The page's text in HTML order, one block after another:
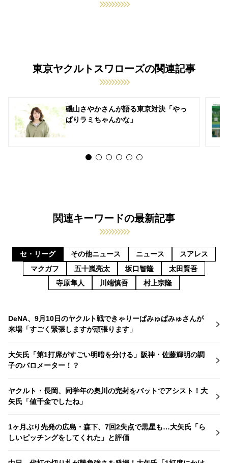
東京ヤクルトスワローズの関連記事
磯山さやかさんが語る東京対決「やっ
ぱりラミちゃんかな」
関連キーワードの最新記事
セ・リーグ その他ニュース ニュース
スアレス
マクガフ
五十嵐亮太 坂口智隆
太田賢吾
寺原隼人
川端慎吾 村上宗隆
DeNA、9月10日のヤクルト戦できゃりーぱみゅぱみゅさんが
来場「すごく緊張しますが頑張ります」
大矢氏「第1打席がすごい明暗を分ける」阪神・佐藤輝明の調
子のバロメーター！？
ヤクルト・長岡、同学年の奥川の完封をバットでアシスト！大
矢氏「値千金でしたね」
1ヶ月ぶり先発の広島・森下、7回2失点で黒星も…大矢氏「ら
しいピッチングをしてくれた」と評価